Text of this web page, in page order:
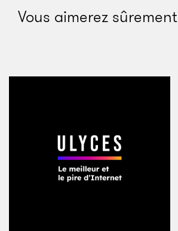
Vous aimerez sûrement